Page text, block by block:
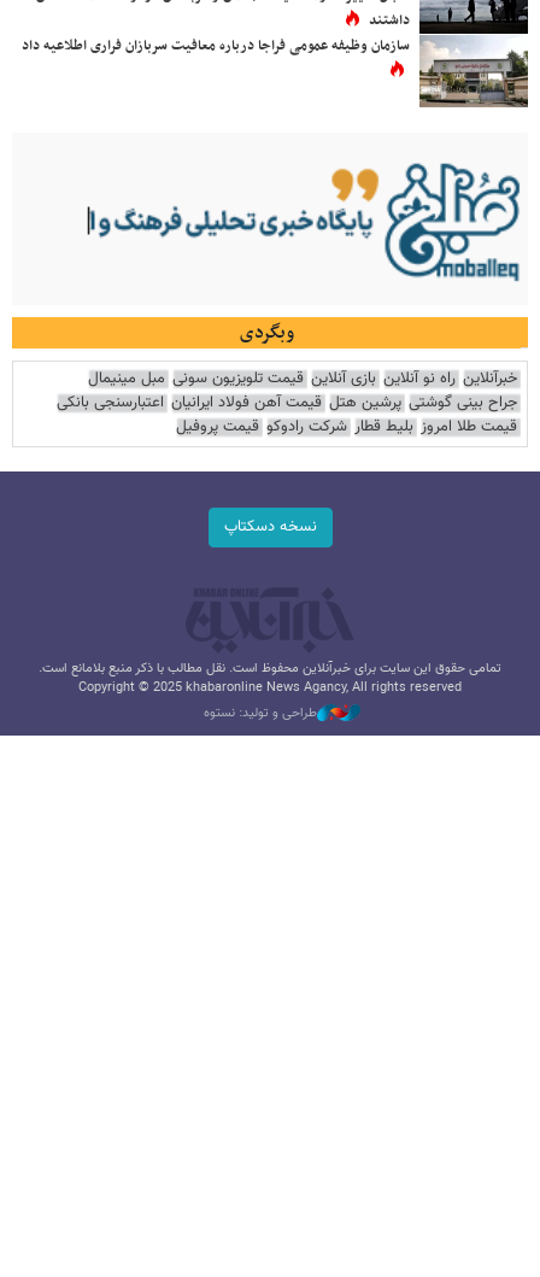
داشتند
سازمان وظیفه عمومی فراجا درباره معافیت سربازان فراری اطلاعیه داد
وبگردی
خبرآنلاین راه نو آنلاین بازی آنلاین قیمت تلویزیون سونی مبل مینیمال
جراح بینی گوشتی پرشین هتل قیمت آهن فولاد ایرانیان اعتبارسنجی بانکی
قیمت طلا امروز بلیط قطار شرکت رادوکو قیمت پروفیل
نسخه دسکتاپ
تمامی حقوق این سایت برای خبرآنلاین محفوظ است. نقل مطالب با ذکر منبع بلامانع است.
Copyright © 2025 khabaronline News Agancy, All rights reserved
طراحی و تولید: نستوه